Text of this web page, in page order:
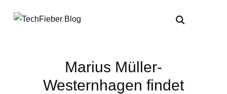
Marius Müller-
Westernhagen findet